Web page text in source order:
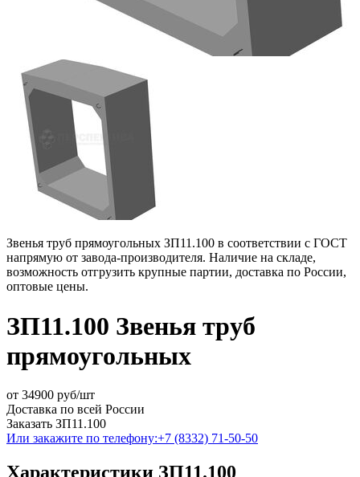
Звенья труб прямоугольных ЗП11.100 в соответствии с ГОСТ
напрямую от завода-производителя. Наличие на складе,
возможность отгрузить крупные партии, доставка по России,
оптовые цены.
ЗП11.100 Звенья труб
прямоугольных
от 34900 руб/шт
Доставка по всей России
Заказать ЗП11.100
Или закажите по телефону:+7 (8332) 71-50-50
Характеристики ЗП11.100